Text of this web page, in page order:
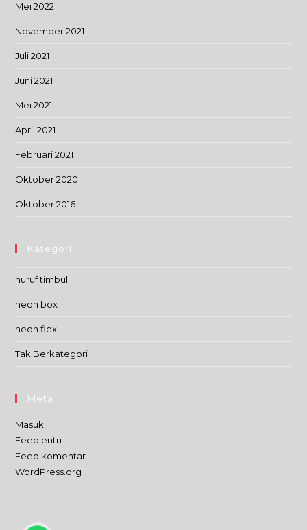
Mei 2022
November 2021
Juli 2021
Juni 2021
Mei 2021
April 2021
Februari 2021
Oktober 2020
Oktober 2016
Kategori
huruf timbul
neon box
neon flex
Tak Berkategori
Meta
Masuk
Feed entri
Feed komentar
WordPress.org